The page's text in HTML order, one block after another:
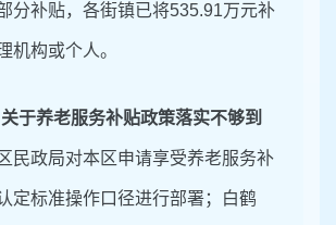
分补贴，各街镇已将535.91万元补
机构或个人。
关于养老服务补贴政策落实不够到
区 民政局对本区申请享受养老服务补
定标准操作口径进行部署；白鹤